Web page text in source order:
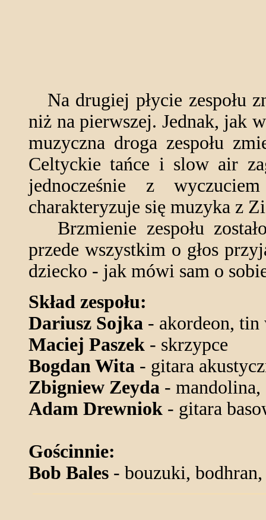
Na drugiej płycie zespołu
niż na pierwszej. Jednak, jak
muzyczna droga zespołu
Celtyckie tańce i slow air
jednocześnie z
charakteryzuje się muzyka z
Brzmienie zespołu
przede wszystkim o głos
dziecko - jak mówi sam o
Skład zespołu:
Dariusz Sojka - akordeon, tin
Maciej Paszek - skrzypce
Bogdan Wita - gitara
Zbigniew Zeyda - mandolina,
Adam Drewniok - gitara
Gościnnie:
Bob Bales - bouzuki,